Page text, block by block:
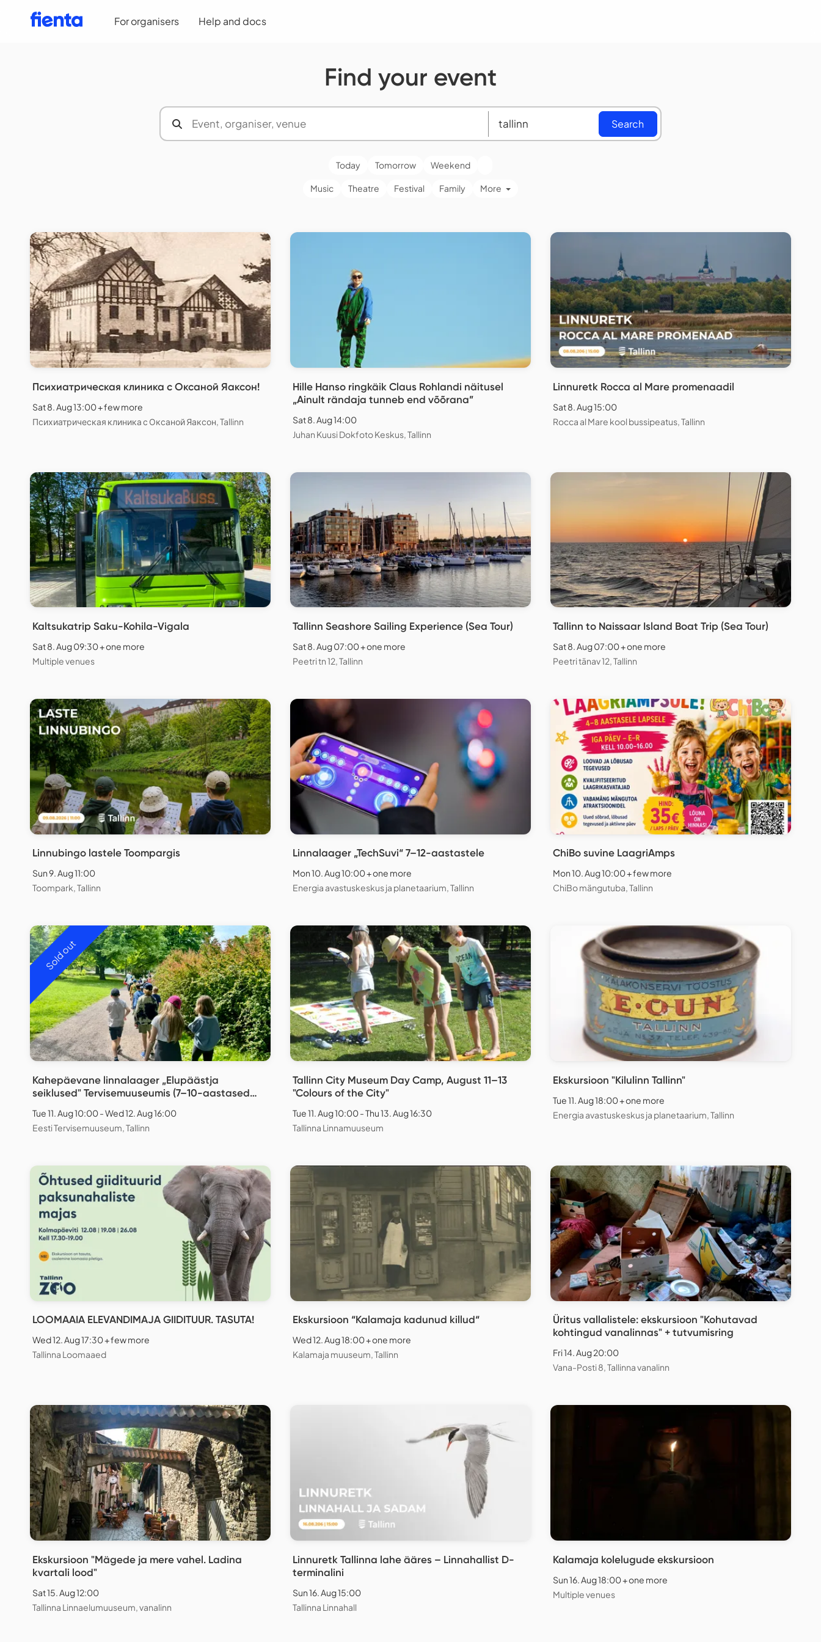
For organisers Help and docs
Find your event
Search
Today Tomorrow Weekend
Music Theatre Festival Family More
Психиатрическая клиника с Оксаной Яаксон!
Sat 8. Aug 13:00 + few more
Психиатрическая клиника с Оксаной Яаксон, Tallinn
Hille Hanso ringkäik Claus Rohlandi näitusel
„Ainult rändaja tunneb end võõrana”
Sat 8. Aug 14:00
Juhan Kuusi Dokfoto Keskus, Tallinn
Linnuretk Rocca al Mare promenaadil
Sat 8. Aug 15:00
Rocca al Mare kool bussipeatus, Tallinn
Kaltsukatrip Saku-Kohila-Vigala
Sat 8. Aug 09:30 + one more
Multiple venues
Tallinn Seashore Sailing Experience (Sea Tour)
Sat 8. Aug 07:00 + one more
Peetri tn 12, Tallinn
Tallinn to Naissaar Island Boat Trip (Sea Tour)
Sat 8. Aug 07:00 + one more
Peetri tänav 12, Tallinn
Linnubingo lastele Toompargis
Sun 9. Aug 11:00
Toompark, Tallinn
Linnalaager „TechSuvi“ 7–12-aastastele
Mon 10. Aug 10:00 + one more
Energia avastuskeskus ja planetaarium, Tallinn
ChiBo suvine LaagriAmps
Mon 10. Aug 10:00 + few more
ChiBo mängutuba, Tallinn
Sold out
Kahepäevane linnalaager „Elupäästja
seiklused" Tervisemuuseumis (7–10-aastased
Tue 11. Aug 10:00 - Wed 12. Aug 16:00
Eesti Tervisemuuseum, Tallinn
Tallinn City Museum Day Camp, August 11–13
"Colours of the City"
Tue 11. Aug 10:00 - Thu 13. Aug 16:30
Tallinna Linnamuuseum
Ekskursioon "Kilulinn Tallinn"
Tue 11. Aug 18:00 + one more
Energia avastuskeskus ja planetaarium, Tallinn
LOOMAAIA ELEVANDIMAJA GIIDITUUR. TASUTA!
Wed 12. Aug 17:30 + few more
Tallinna Loomaaed
Ekskursioon “Kalamaja kadunud killud“
Wed 12. Aug 18:00 + one more
Kalamaja muuseum, Tallinn
Üritus vallalistele: ekskursioon "Kohutavad
kohtingud vanalinnas" + tutvumisring
Fri 14. Aug 20:00
Vana-Posti 8, Tallinna vanalinn
Ekskursioon "Mägede ja mere vahel. Ladina
kvartali lood"
Sat 15. Aug 12:00
Tallinna Linnaelumuuseum, vanalinn
Linnuretk Tallinna lahe ääres – Linnahallist D-
terminalini
Sun 16. Aug 15:00
Tallinna Linnahall
Kalamaja kolelugude ekskursioon
Sun 16. Aug 18:00 + one more
Multiple venues